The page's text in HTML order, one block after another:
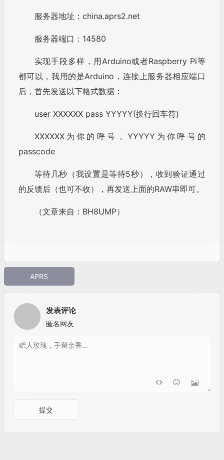
服务器地址：china.aprs2.net
服务器端口：14580
实现手段多样，用Arduino或者Raspberry Pi等
都可以，我用的是Arduino，连接上服务器相应端口
后，首先发送以下格式数据：
user XXXXXX pass YYYYY(换行回车符)
XXXXXX为你的呼号，YYYYY为你呼号的
passcode
等待几秒（我设置是等待5秒），收到验证通过
的反馈后（也可不收），再发送上面的RAW串即可。
（文章来自：BH8UMP）
APRS
发表评论
匿名网友
提交